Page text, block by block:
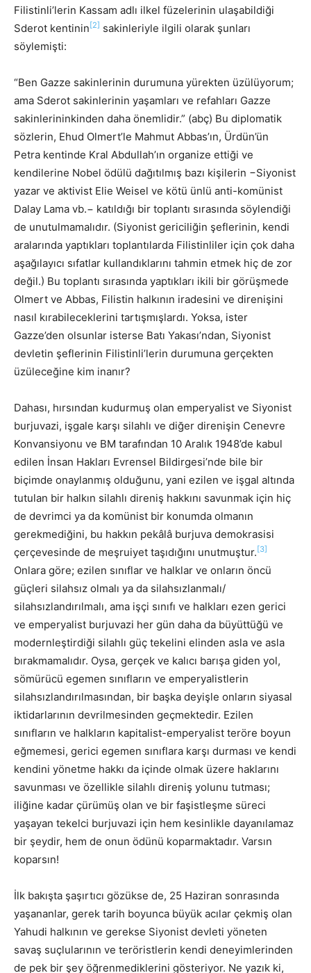
Filistinli’lerin Kassam adlı ilkel füzelerinin ulaşabildiği
Sderot kentinin [2] sakinleriyle ilgili olarak şunları
söylemişti:
“Ben Gazze sakinlerinin durumuna yürekten üzülüyorum;
ama Sderot sakinlerinin yaşamları ve refahları Gazze
sakinlerininkinden daha önemlidir.” (abç) Bu diplomatik
sözlerin, Ehud Olmert’le Mahmut Abbas’ın, Ürdün’ün
Petra kentinde Kral Abdullah’ın organize ettiği ve
kendilerine Nobel ödülü dağıtılmış bazı kişilerin −Siyonist
yazar ve aktivist Elie Weisel ve kötü ünlü anti-komünist
Dalay Lama vb.− katıldığı bir toplantı sırasında söylendiği
de unutulmamalıdır. (Siyonist gericiliğin şeflerinin, kendi
aralarında yaptıkları toplantılarda Filistinliler için çok daha
aşağılayıcı sıfatlar kullandıklarını tahmin etmek hiç de zor
değil.) Bu toplantı sırasında yaptıkları ikili bir görüşmede
Olmert ve Abbas, Filistin halkının iradesini ve direnişini
nasıl kırabileceklerini tartışmışlardı. Yoksa, ister
Gazze’den olsunlar isterse Batı Yakası’ndan, Siyonist
devletin şeflerinin Filistinli’lerin durumuna gerçekten
üzüleceğine kim inanır?
Dahası, hırsından kudurmuş olan emperyalist ve Siyonist
burjuvazi, işgale karşı silahlı ve diğer direnişin Cenevre
Konvansiyonu ve BM tarafından 10 Aralık 1948’de kabul
edilen İnsan Hakları Evrensel Bildirgesi’nde bile bir
biçimde onaylanmış olduğunu, yani ezilen ve işgal altında
tutulan bir halkın silahlı direniş hakkını savunmak için hiç
de devrimci ya da komünist bir konumda olmanın
gerekmediğini, bu hakkın pekâlâ burjuva demokrasisi
çerçevesinde de meşruiyet taşıdığını unutmuştur. [3]
Onlara göre; ezilen sınıflar ve halklar ve onların öncü
güçleri silahsız olmalı ya da silahsızlanmalı/
silahsızlandırılmalı, ama işçi sınıfı ve halkları ezen gerici
ve emperyalist burjuvazi her gün daha da büyüttüğü ve
modernleştirdiği silahlı güç tekelini elinden asla ve asla
bırakmamalıdır. Oysa, gerçek ve kalıcı barışa giden yol,
sömürücü egemen sınıfların ve emperyalistlerin
silahsızlandırılmasından, bir başka deyişle onların siyasal
iktidarlarının devrilmesinden geçmektedir. Ezilen
sınıfların ve halkların kapitalist-emperyalist teröre boyun
eğmemesi, gerici egemen sınıflara karşı durması ve kendi
kendini yönetme hakkı da içinde olmak üzere haklarını
savunması ve özellikle silahlı direniş yolunu tutması;
iliğine kadar çürümüş olan ve bir faşistleşme süreci
yaşayan tekelci burjuvazi için hem kesinlikle dayanılamaz
bir şeydir, hem de onun ödünü koparmaktadır. Varsın
koparsın!
İlk bakışta şaşırtıcı gözükse de, 25 Haziran sonrasında
yaşananlar, gerek tarih boyunca büyük acılar çekmiş olan
Yahudi halkının ve gerekse Siyonist devleti yöneten
savaş suçlularının ve teröristlerin kendi deneyimlerinden
de pek bir şey öğrenmediklerini gösteriyor. Ne yazık ki,